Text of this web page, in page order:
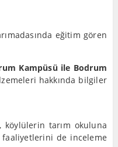
eğitim gören
Kampüsü ile Bodrum
hakkında bilgiler
köylülerin tarım okuluna
de inceleme